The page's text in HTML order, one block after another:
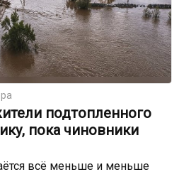
подтопленного
пока чиновники
всё меньше и меньше